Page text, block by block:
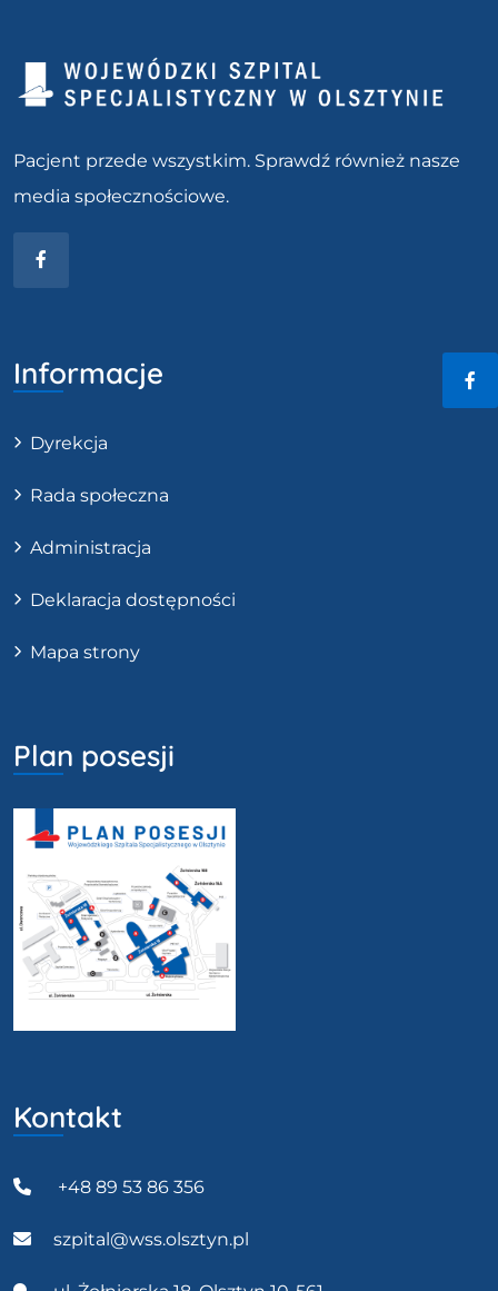
Pacjent przede wszystkim. Sprawdź również nasze
media społecznościowe.
Informacje
Dyrekcja
Rada społeczna
Administracja
Deklaracja dostępności
Mapa strony
Plan posesji
Kontakt
+48 89 53 86 356
szpital@wss.olsztyn.pl